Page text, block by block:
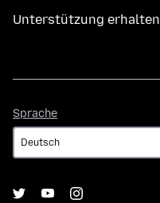
Unterstützung erhalten
Sprache